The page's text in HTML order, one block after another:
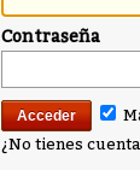
Contraseña
¿No tienes